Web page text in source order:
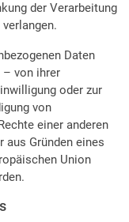
der Verarbeitung
verlangen.
Daten
– von ihrer
oder zur
von
einer anderen
Gründen eines
Union